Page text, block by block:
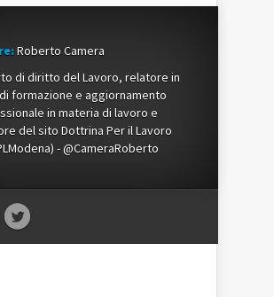
Roberto Camera
di diritto del Lavoro, relatore in
formazione e aggiornamento
in materia di lavoro e
del sito Dottrina Per il Lavoro
- @CameraRoberto